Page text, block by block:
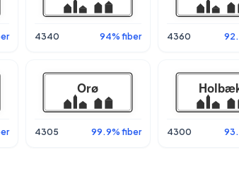
4340 94% fiber 4360
4305 99.9% fiber 4300